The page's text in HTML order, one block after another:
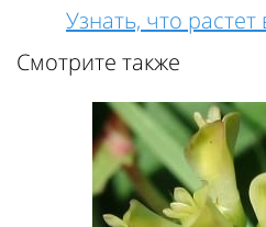
Узнать, что
Смотрите также